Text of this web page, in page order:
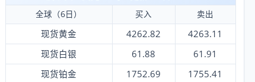
全球（6日） 买入 卖出
现货黄金 4262.82
4263.11
现货白银
61.88
61.91
现货铂金
1752.69
1755.41